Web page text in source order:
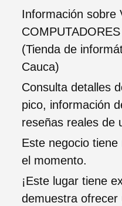
Información sobre
(Tienda de
Cauca)
Consulta detalles
pico, información
reseñas reales de
Este negocio
el momento.
¡Este lugar tiene
demuestra ofrecer